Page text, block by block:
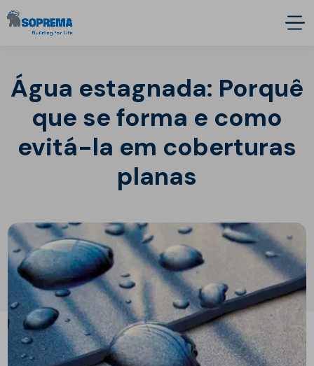
Água estagnada: Porquê
que se forma e como
evitá-la em coberturas
planas